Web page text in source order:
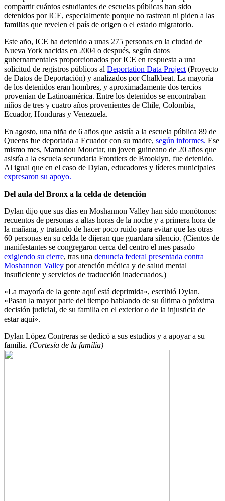
compartir cuántos estudiantes de escuelas públicas han sido
detenidos por ICE, especialmente porque no rastrean ni piden a las
familias que revelen el país de origen o el estado migratorio.
Este año, ICE ha detenido a unas 275 personas en la ciudad de
Nueva York nacidas en 2004 o después, según datos
gubernamentales proporcionados por ICE en respuesta a una
solicitud de registros públicos al Deportation Data Project (Proyecto
de Datos de Deportación) y analizados por Chalkbeat. La mayoría
de los detenidos eran hombres, y aproximadamente dos tercios
provenían de Latinoamérica. Entre los detenidos se encontraban
niños de tres y cuatro años provenientes de Chile, Colombia,
Ecuador, Honduras y Venezuela.
En agosto, una niña de 6 años que asistía a la escuela pública 89 de
Queens fue deportada a Ecuador con su madre, según informes. Ese
mismo mes, Mamadou Mouctar, un joven guineano de 20 años que
asistía a la escuela secundaria Frontiers de Brooklyn, fue detenido.
Al igual que en el caso de Dylan, educadores y líderes municipales
expresaron su apoyo.
Del aula del Bronx a la celda de detención
Dylan dijo que sus días en Moshannon Valley han sido monótonos:
recuentos de personas a altas horas de la noche y a primera hora de
la mañana, y tratando de hacer poco ruido para evitar que las otras
60 personas en su celda le dijeran que guardara silencio. (Cientos de
manifestantes se congregaron cerca del centro el mes pasado
exigiendo su cierre, tras una denuncia federal presentada contra
Moshannon Valley por atención médica y de salud mental
insuficiente y servicios de traducción inadecuados.)
«La mayoría de la gente aquí está deprimida», escribió Dylan.
«Pasan la mayor parte del tiempo hablando de su última o próxima
decisión judicial, de su familia en el exterior o de la injusticia de
estar aquí».
Dylan López Contreras se dedicó a sus estudios y a apoyar a su
familia. (Cortesía de la familia)